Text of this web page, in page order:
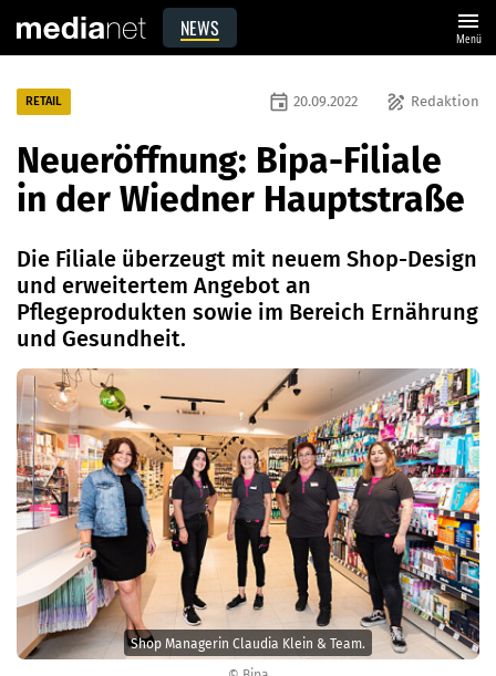
NEWS menu
Menü
Shop Managerin Claudia Klein & Team.
RETAIL draw Redaktion
event 20.09.2022
Neueröffnung: Bipa-Filiale
in der Wiedner Hauptstraße
Die Filiale überzeugt mit neuem Shop-Design
und erweitertem Angebot an
Pflegeprodukten sowie im Bereich Ernährung
und Gesundheit.